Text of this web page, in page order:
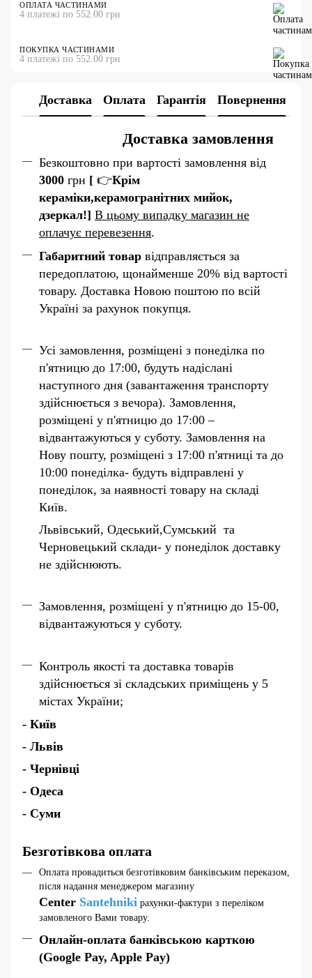
ОПЛАТА ЧАСТИНАМИ
4 платежі по 552.00 грн
ПОКУПКА ЧАСТИНАМИ
4 платежі по 552.00 грн
Доставка Оплата Гарантія Повернення
Доставка замовлення
Безкоштовно при вартості замовлення від
3000 грн [ 👉Крім
кераміки,керамогранітних мийок,
дзеркал!] В цьому випадку магазин не
оплачує перевезення.
Габаритний товар відправляється за
передоплатою, щонайменше 20% від вартості
товару. Доставка Новою поштою по всій
Україні за рахунок покупця.
Усі замовлення, розміщені з понеділка по
п'ятницю до 17:00, будуть надіслані
наступного дня (завантаження транспорту
здійснюється з вечора). Замовлення,
розміщені у п'ятницю до 17:00 –
відвантажуються у суботу. Замовлення на
Нову пошту, розміщені з 17:00 п'ятниці та до
10:00 понеділка- будуть відправлені у
понеділок, за наявності товару на складі
Київ.
Львівський, Одеський,Сумський та
Черновецький склади- у понеділок доставку
не здійснюють.
Замовлення, розміщені у п'ятницю до 15-00,
відвантажуються у суботу.
Контроль якості та доставка товарів
здійснюється зі складських приміщень у 5
містах України;
- Київ
- Львів
- Чернівці
- Одеса
- Суми
Безготівкова оплата
Оплата провадиться безготівковим банківським переказом,
після надання менеджером магазину
Center Santehniki рахунки-фактури з переліком
замовленого Вами товару.
Онлайн-оплата банківською карткою
(Google Pay, Apple Pay)